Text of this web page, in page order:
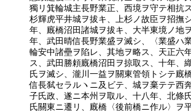
獨リ箕輪城主長野業正、西境ヲ守テ相抗
杉輝虎平井城ヲ拔キ、上杉ノ故臣ヲ招撫
年、廐橋沼田諸城ヲ拔キ、大半東境ノ地
年、武田晴信長野業盛ヲ滅シ、〈業盛ハ
輪安中諸壘ヲ陷レ、其地ヲ略ス、天正六
ス、武田勝頼廐橋沼田ヲ掠取ス、十年、
氏ヲ滅シ、瀧川一益ヲ關東管領トシテ廐
信長弑セラルヽニ及ビテ、城ヲ棄テテ西
子氏政、遂ニ本州ヲ取ル、十八年、北條
氏關東ニ遷リ、廐橋〈後前橋ニ作ル〉ヲ